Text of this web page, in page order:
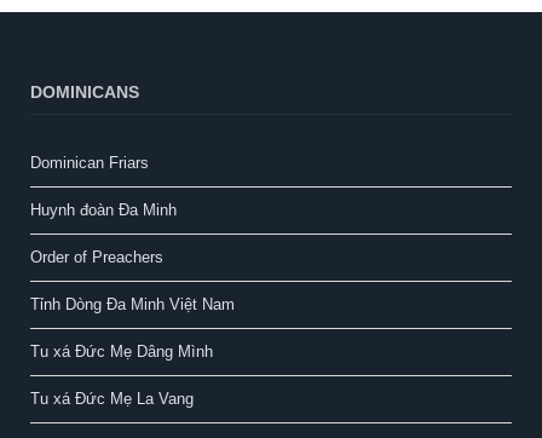
DOMINICANS
Dominican Friars
Huynh đoàn Đa Minh
Order of Preachers
Tỉnh Dòng Đa Minh Việt Nam
Tu xá Đức Mẹ Dâng Mình
Tu xá Đức Mẹ La Vang